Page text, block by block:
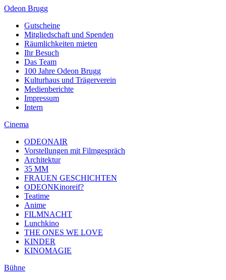
Odeon Brugg
Gutscheine
Mitgliedschaft und Spenden
Räumlichkeiten mieten
Ihr Besuch
Das Team
100 Jahre Odeon Brugg
Kulturhaus und Trägerverein
Medienberichte
Impressum
Intern
Cinema
ODEONAIR
Vorstellungen mit Filmgespräch
Architektur
35 MM
FRAUEN GESCHICHTEN
ODEONKinoreif?
Teatime
Anime
FILMNACHT
Lunchkino
THE ONES WE LOVE
KINDER
KINOMAGIE
Bühne